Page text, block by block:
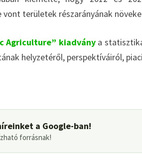
területek részarányának
Agriculture” kiadványa
helyzetéről, perspektíváiról,
a Google-ban!
forrásnak!